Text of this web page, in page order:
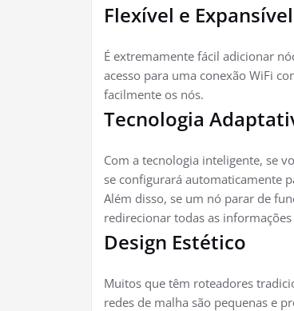
Flexível e Expansível
É extremamente fácil adicionar
acesso para uma conexão WiFi
facilmente os nós.
Tecnologia
Com a tecnologia inteligente, se
se configurará automaticamente
Além disso, se um nó parar de
redirecionar todas as
Design Estético
Muitos que têm roteadores
redes de malha são pequenas e